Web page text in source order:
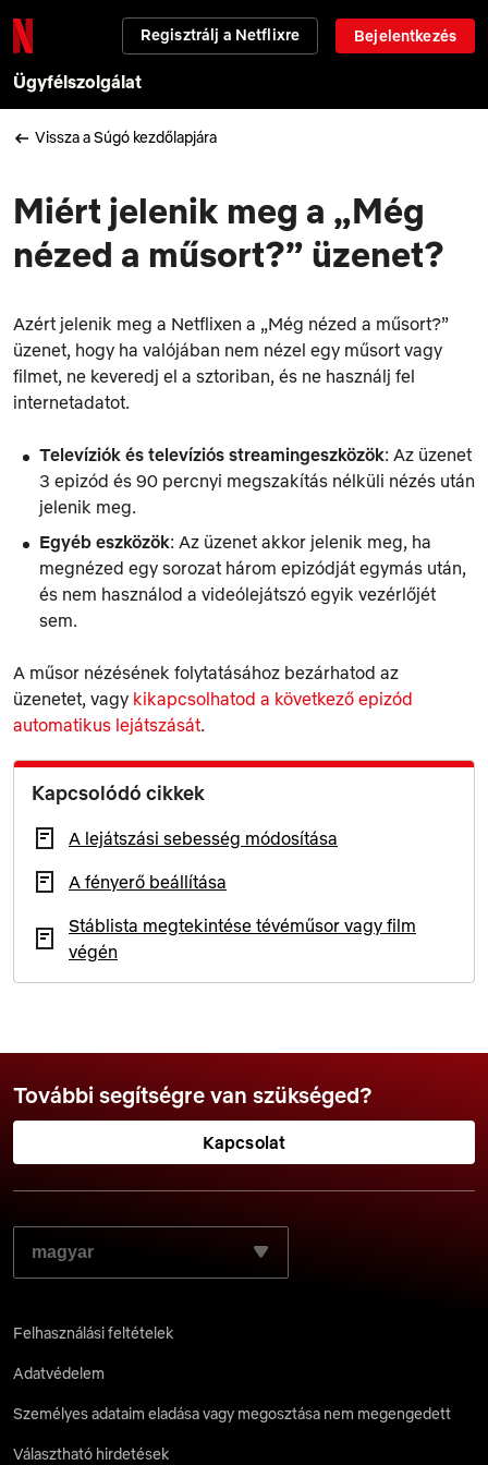
Regisztrálj a Netflixre Bejelentkezés
Ügyfélszolgálat
Vissza a Súgó kezdőlapjára
Miért jelenik meg a „Még
nézed a műsort?” üzenet?
Azért jelenik meg a Netflixen a „Még nézed a műsort?”
üzenet, hogy ha valójában nem nézel egy műsort vagy
filmet, ne keveredj el a sztoriban, és ne használj fel
internetadatot.
Televíziók és televíziós streamingeszközök: Az üzenet
3 epizód és 90 percnyi megszakítás nélküli nézés után
jelenik meg.
Egyéb eszközök: Az üzenet akkor jelenik meg, ha
megnézed egy sorozat három epizódját egymás után,
és nem használod a videólejátszó egyik vezérlőjét
sem.
A műsor nézésének folytatásához bezárhatod az
üzenetet, vagy kikapcsolhatod a következő epizód
automatikus lejátszását.
Kapcsolódó cikkek
A lejátszási sebesség módosítása
A fényerő beállítása
Stáblista megtekintése tévéműsor vagy film
végén
További segítségre van szükséged?
Kapcsolat
VÁLASZD KI A KÍVÁNT NYELVET:
Felhasználási feltételek
Adatvédelem
Személyes adataim eladása vagy megosztása nem megengedett
Választható hirdetések